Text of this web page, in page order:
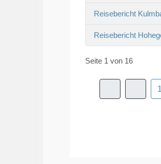
Reisebericht
Reisebericht
Seite 1 von 16
1